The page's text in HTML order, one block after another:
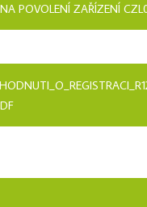
POVOLENÍ ZAŘÍZENÍ